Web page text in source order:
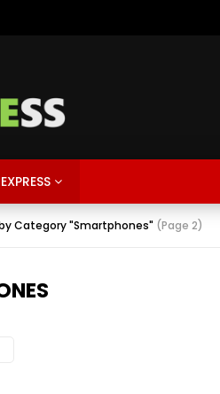
Category "Smartphones" (Page 2)